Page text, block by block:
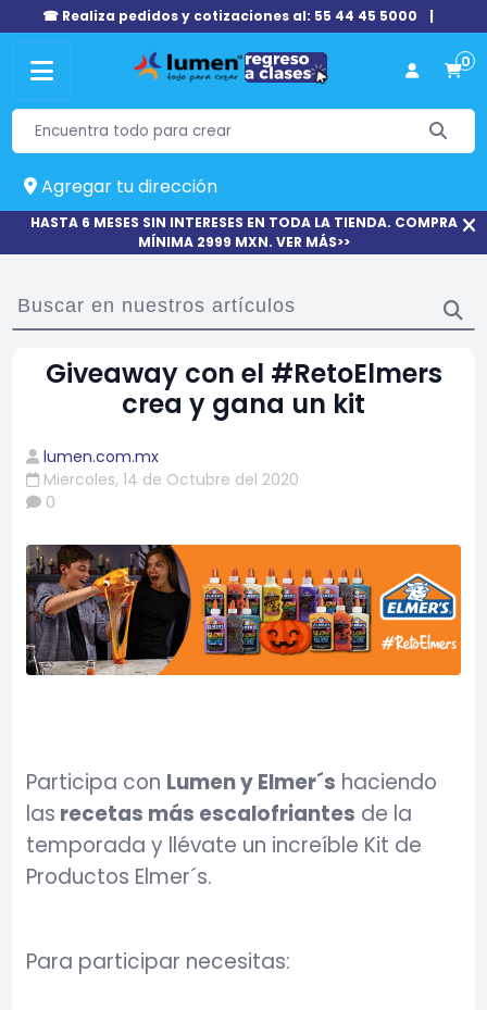
☎ Realiza pedidos y cotizaciones al: 55 44 45 5000 |
0
Agregar tu dirección
HASTA 6 MESES SIN INTERESES EN TODA LA TIENDA. COMPRA
MÍNIMA 2999 MXN. VER MÁS>>
Giveaway con el #RetoElmers
crea y gana un kit
lumen.com.mx
Miercoles, 14 de Octubre del 2020
0
Participa con Lumen y Elmer´s haciendo
las recetas más escalofriantes de la
temporada y llévate un increíble Kit de
Productos Elmer´s.
Para participar necesitas: